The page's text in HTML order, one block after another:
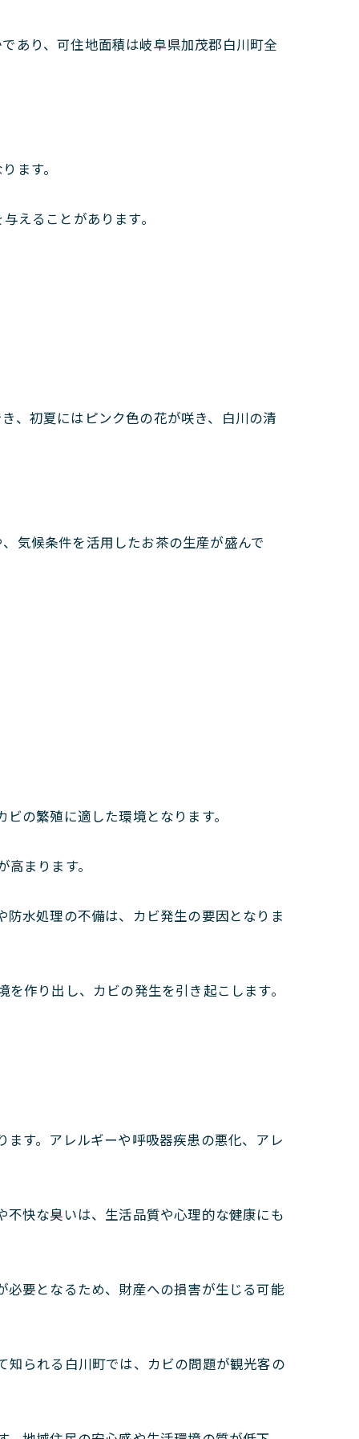
あり、可住地面積は岐阜県加茂郡白川町全
ます。
えることがあります。
、初夏にはピンク色の花が咲き、白川の清
気候条件を活用したお茶の生産が盛んで
の繁殖に適した環境となります。
まります。
水処理の不備は、カビ発生の要因となりま
作り出し、カビの発生を引き起こします。
す。アレルギーや呼吸器疾患の悪化、アレ
快な臭いは、生活品質や心理的な健康にも
要となるため、財産への損害が生じる可能
られる白川町では、カビの問題が観光客の